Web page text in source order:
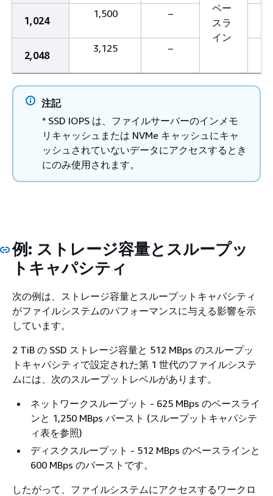
ベー
スラ
イン
1,024
1,500 –
2,048
3,125 –
注記
* SSD IOPS は、ファイルサーバーのインメモ
リキャッシュまたは NVMe キャッシュにキャ
ッシュされていないデータにアクセスするとき
にのみ使用されます。
例: ストレージ容量とスループッ
トキャパシティ
次の例は、ストレージ容量とスループットキャパシティ
がファイルシステムのパフォーマンスに与える影響を示
しています。
2 TiB の SSD ストレージ容量と 512 MBps のスループッ
トキャパシティで設定された第 1 世代のファイルシステ
ムには、次のスループットレベルがあります。
ネットワークスループット - 625 MBps のベースライ
ンと 1,250 MBps バースト (スループットキャパシテ
ィ表を参照)
ディスクスループット - 512 MBps のベースラインと
600 MBps のバーストです。
したがって、ファイルシステムにアクセスするワークロ